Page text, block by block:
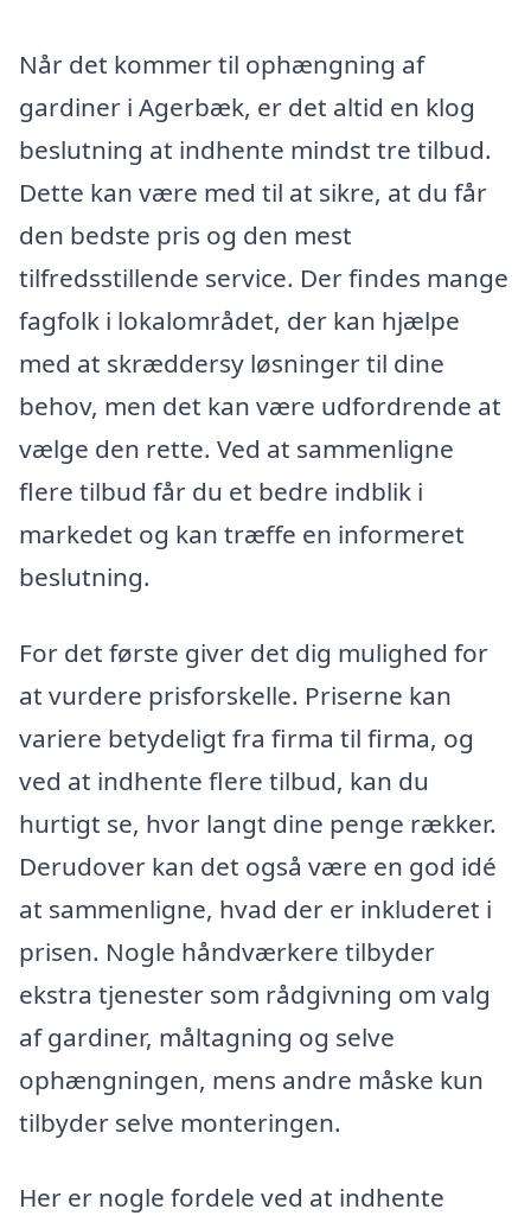
Når det kommer til ophængning af
gardiner i Agerbæk, er det altid en klog
beslutning at indhente mindst tre tilbud.
Dette kan være med til at sikre, at du får
den bedste pris og den mest
tilfredsstillende service. Der findes mange
fagfolk i lokalområdet, der kan hjælpe
med at skræddersy løsninger til dine
behov, men det kan være udfordrende at
vælge den rette. Ved at sammenligne
flere tilbud får du et bedre indblik i
markedet og kan træffe en informeret
beslutning.
For det første giver det dig mulighed for
at vurdere prisforskelle. Priserne kan
variere betydeligt fra firma til firma, og
ved at indhente flere tilbud, kan du
hurtigt se, hvor langt dine penge rækker.
Derudover kan det også være en god idé
at sammenligne, hvad der er inkluderet i
prisen. Nogle håndværkere tilbyder
ekstra tjenester som rådgivning om valg
af gardiner, måltagning og selve
ophængningen, mens andre måske kun
tilbyder selve monteringen.
Her er nogle fordele ved at indhente